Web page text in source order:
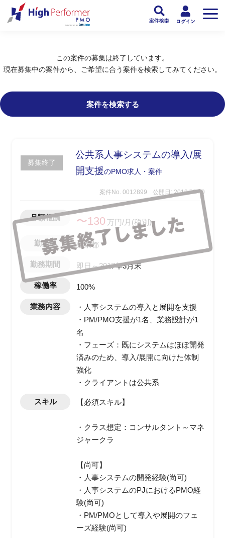
この案件の募集は終了しています。
現在募集中の案件から、ご希望に合う案件を検索してみてください。
案件を検索する
募集終了
公共系人事システムの導入/展
開支援のPMO求人・案件
案件No. 0012899 公開日: 2019/08/09
月額報酬 〜130 万円/月(税別)
勤務地 東京都
勤務期間 即日～2017年3月末
稼働率 100%
業務内容
・人事システムの導入と展開を支援
・PM/PMO支援が1名、業務設計が1
名
・フェーズ：既にシステムはほぼ開発
済みのため、導入/展開に向けた体制
強化
・クライアントは公共系
スキル 【必須スキル】
・クラス想定：コンサルタント～マネ
ジャークラ
【尚可】
・人事システムの開発経験(尚可)
・人事システムのPJにおけるPMO経
験(尚可)
・PM/PMOとして導入や展開のフェ
ーズ経験(尚可)